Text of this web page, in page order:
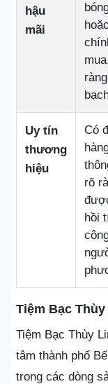
hậu
mãi
Uy tín
thương
hiệu
Có
rõ
hồi
Tiệm Bạc
Tiệm Bạc Thùy
tâm thành phố
trong các dòng